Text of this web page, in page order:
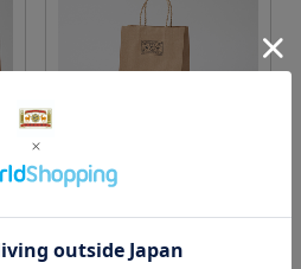
Sサイズ
カートに入れる